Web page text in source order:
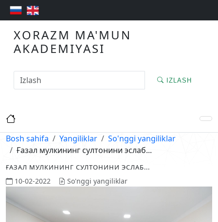
XORAZM MA'MUN
AKADEMIYASI
IZLASH
Bosh sahifa Yangiliklar
So'nggi yangiliklar
Ғазал мулкининг султонини эслаб...
ҒАЗАЛ МУЛКИНИНГ СУЛТОНИНИ ЭСЛАБ...
10-02-2022 So'nggi yangiliklar